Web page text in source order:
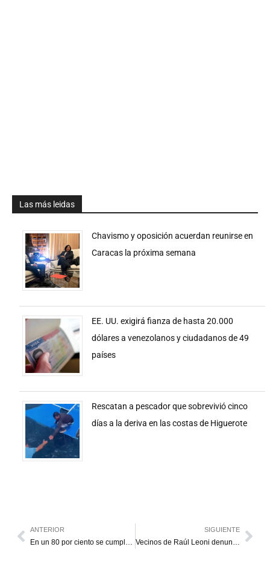
Las más leidas
Chavismo y oposición acuerdan reunirse en
Caracas la próxima semana
EE. UU. exigirá fianza de hasta 20.000
dólares a venezolanos y ciudadanos de 49
países
Rescatan a pescador que sobrevivió cinco
días a la deriva en las costas de Higuerote
ANTERIOR
En un 80 por ciento se cumple paro en Perijá
SIGUIENTE
Vecinos de Raúl Leoni denuncian destrozos por parte de colectivos